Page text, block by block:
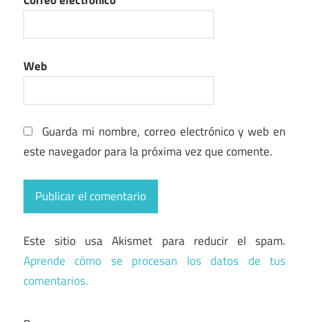
Web
Guarda mi nombre, correo electrónico y web en
este navegador para la próxima vez que comente.
Este sitio usa Akismet para reducir el spam.
Aprende cómo se procesan los datos de tus
comentarios.